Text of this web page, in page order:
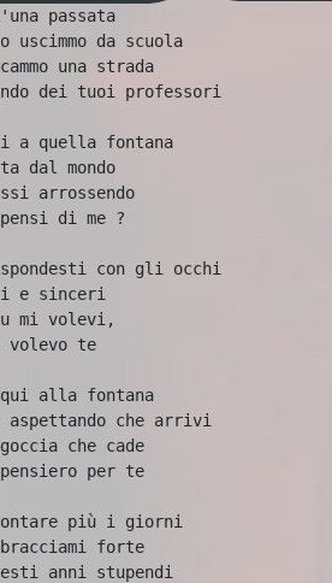
passata
uscimmo da scuola
una strada
dei tuoi professori
a quella fontana
dal mondo
arrossendo
pensi di me ?
con gli occhi
e sinceri
mi volevi,
volevo te
qui alla fontana
aspettando che arrivi
che cade
per te
più i giorni
forte
anni stupendi